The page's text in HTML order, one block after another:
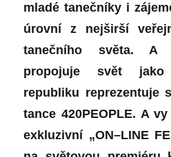
mladé tanečníky i
úrovní z nejširší
tanečního světa. A
propojuje svět jako
republiku reprezentuje
tance 420PEOPLE. A
exkluzivní „ON–LINE